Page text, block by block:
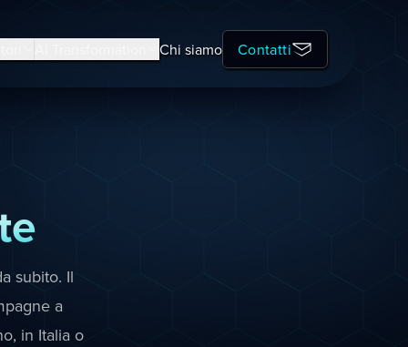
Chi siamo Contatti
subito. Il
a
in Italia o